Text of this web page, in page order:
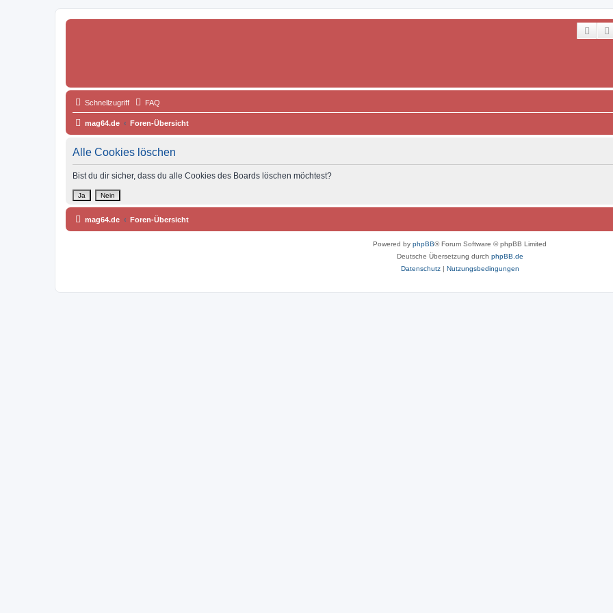
Schnellzugriff FAQ
mag64.de Foren-Übersicht
Alle Cookies löschen
Bist du dir sicher, dass du alle Cookies des Boards löschen möchtest?
mag64.de Foren-Übersicht
Powered by phpBB® Forum Software © phpBB Limited
Deutsche Übersetzung durch phpBB.de
Datenschutz| Nutzungsbedingungen